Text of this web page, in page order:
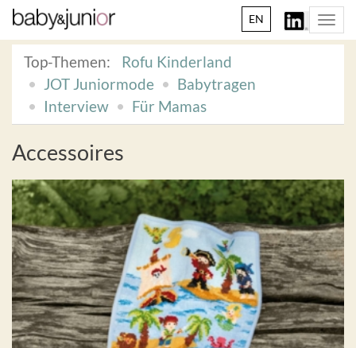
EN
Top-Themen:
Rofu Kinderland
JOT Juniormode
Babytragen
Interview
Für Mamas
Accessoires